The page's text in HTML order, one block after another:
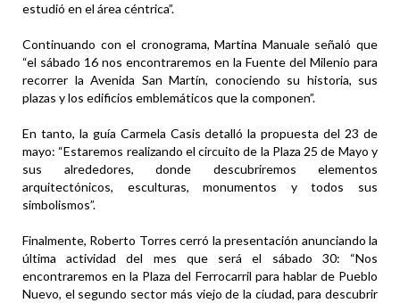
estudió en el área céntrica”.
Continuando con el cronograma, Martina Manuale señaló que
“el sábado 16 nos encontraremos en la Fuente del Milenio para
recorrer la Avenida San Martín, conociendo su historia, sus
plazas y los edificios emblemáticos que la componen”.
En tanto, la guía Carmela Casis detalló la propuesta del 23 de
mayo: “Estaremos realizando el circuito de la Plaza 25 de Mayo y
sus alrededores, donde descubriremos elementos
arquitectónicos, esculturas, monumentos y todos sus
simbolismos”.
Finalmente, Roberto Torres cerró la presentación anunciando la
última actividad del mes que será el sábado 30: “Nos
encontraremos en la Plaza del Ferrocarril para hablar de Pueblo
Nuevo, el segundo sector más viejo de la ciudad, para descubrir